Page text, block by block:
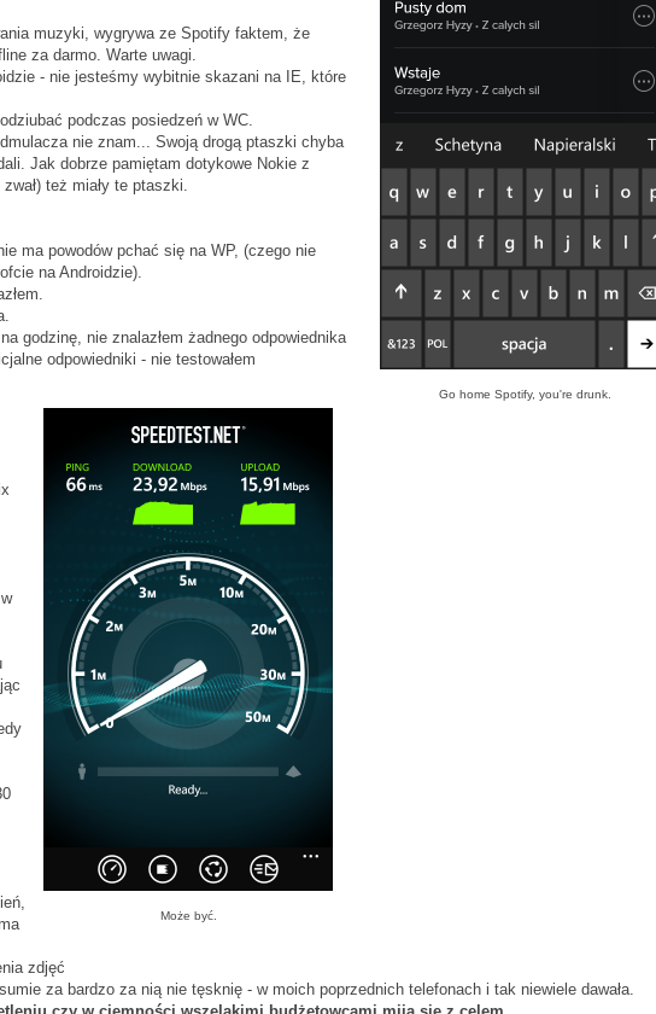
Go home Spotify, you're drunk.
muzyki, wygrywa ze Spotify faktem, że
za darmo. Warte uwagi.
- nie jesteśmy wybitnie skazani na IE, które
podczas posiedzeń w WC.
nie znam... Swoją drogą ptaszki chyba
Jak dobrze pamiętam dotykowe Nokie z
też miały te ptaszki.
ma powodów pchać się na WP, (czego nie
na Androidzie).
godzinę, nie znalazłem żadnego odpowiednika
odpowiedniki - nie testowałem
Może być.
zdjęć
za bardzo za nią nie tęsknię - w moich poprzednich telefonach i tak niewiele dawała.
czy w ciemności wszelakimi budżetowcami mija się z celem.